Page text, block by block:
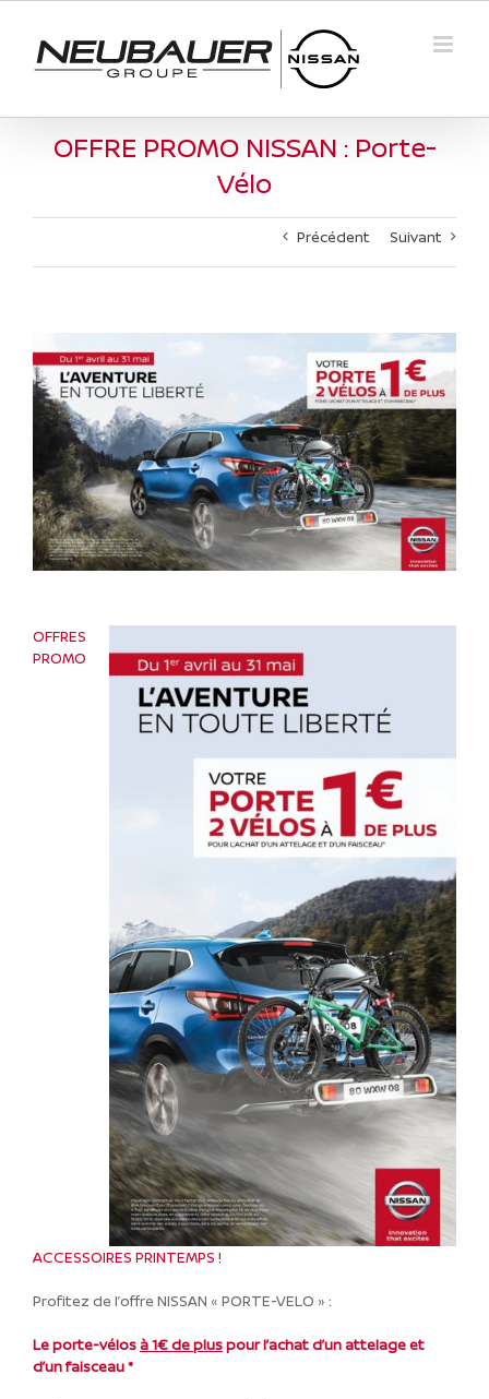
contenu
OFFRE PROMO NISSAN : Porte-
Vélo
Précédent Suivant
OFFRES
PROMO
ACCESSOIRES PRINTEMPS !
Profitez de l’offre NISSAN « PORTE-VELO » :
Le porte-vélosà 1€ de pluspour l’achat d’un attelage et
d’un faisceau*